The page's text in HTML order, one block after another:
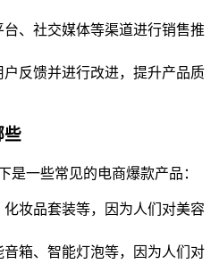
、社交媒体等渠道进行销售推
反馈并进行改进，提升产品质
些
是一些常见的电商爆款产品：
化妆品套装等，因为人们对美容
音箱、智能灯泡等，因为人们对